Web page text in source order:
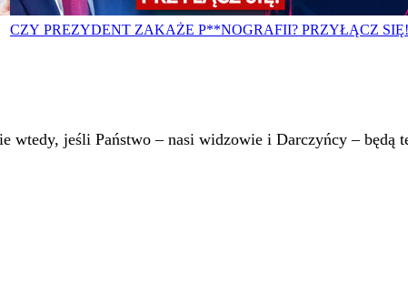
CZY PREZYDENT ZAKAŻE P**NOGRAFII? PRZYŁĄCZ SIĘ!
wtedy, jeśli Państwo – nasi widzowie i Darczyńcy – będą